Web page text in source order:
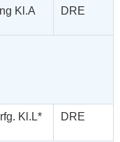
Kl.A DRE
Kl.L*
DRE